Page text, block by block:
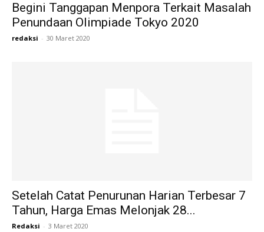
Begini Tanggapan Menpora Terkait Masalah
Penundaan Olimpiade Tokyo 2020
redaksi - 30 Maret 2020
Setelah Catat Penurunan Harian Terbesar 7
Tahun, Harga Emas Melonjak 28...
Redaksi - 3 Maret 2020